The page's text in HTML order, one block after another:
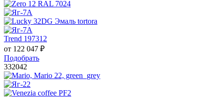
Trend 197312
от 122 047 ₽
Подобрать
332042